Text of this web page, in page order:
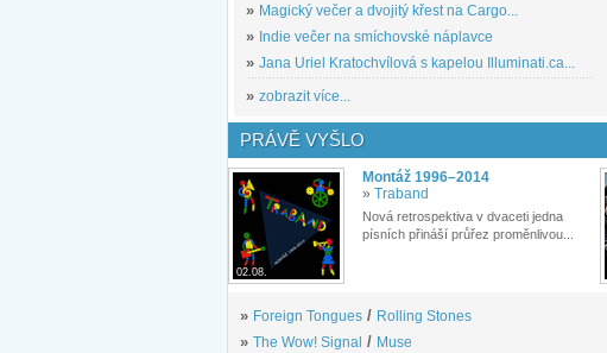
» Magický večer a dvojitý křest na Cargo...
» Indie večer na smíchovské náplavce
» Jana Uriel Kratochvílová s kapelou Illuminati.ca...
» zobrazit více...
PRÁVĚ VYŠLO
02.08.
Montáž 1996–2014
» Traband
Nová retrospektiva v dvaceti jedna
písních přináší průřez proměnlivou...
» Foreign Tongues / Rolling Stones
» The Wow! Signal / Muse